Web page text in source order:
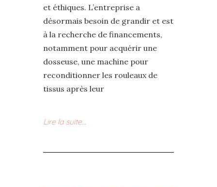
et éthiques. L’entreprise a
désormais besoin de grandir et est
à la recherche de financements,
notamment pour acquérir une
dosseuse, une machine pour
reconditionner les rouleaux de
tissus après leur
Lire la suite…